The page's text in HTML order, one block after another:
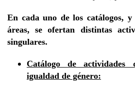
En cada uno de los catálogos,
áreas, se ofertan distintas
singulares.
Catálogo de actividades
igualdad de género: